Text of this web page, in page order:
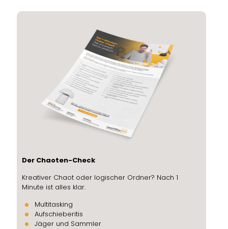
Der Chaoten-Check
Kreativer Chaot oder logischer Ordner? Nach 1
Minute ist alles klar.
Multitasking
Aufschieberitis
Jäger und Sammler